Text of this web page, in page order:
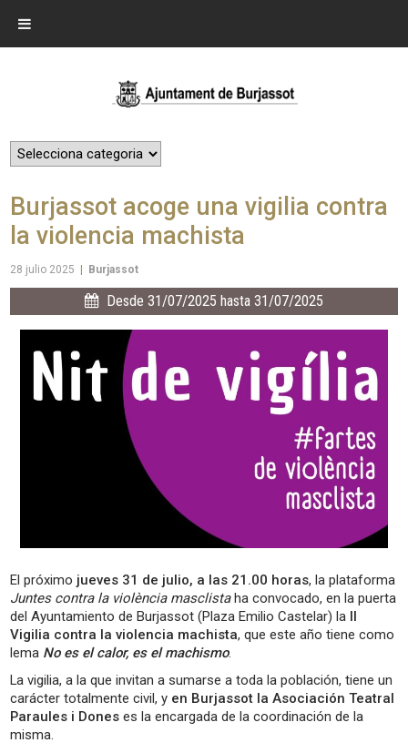
Burjassot acoge una vigilia contra
la violencia machista
28 julio 2025 Burjassot
Desde 31/07/2025 hasta 31/07/2025
El próximo jueves 31 de julio, a las 21.00 horas, la plataforma
Juntes contra la violència masclistaha convocado, en la puerta
del Ayuntamiento de Burjassot (Plaza Emilio Castelar) la II
Vigilia contra la violencia machista, que este año tiene como
lema No es el calor, es el machismo.
La vigilia, a la que invitan a sumarse a toda la población, tiene un
carácter totalmente civil, y en Burjassot la Asociación Teatral
Paraules i Dones es la encargada de la coordinación de la
misma.